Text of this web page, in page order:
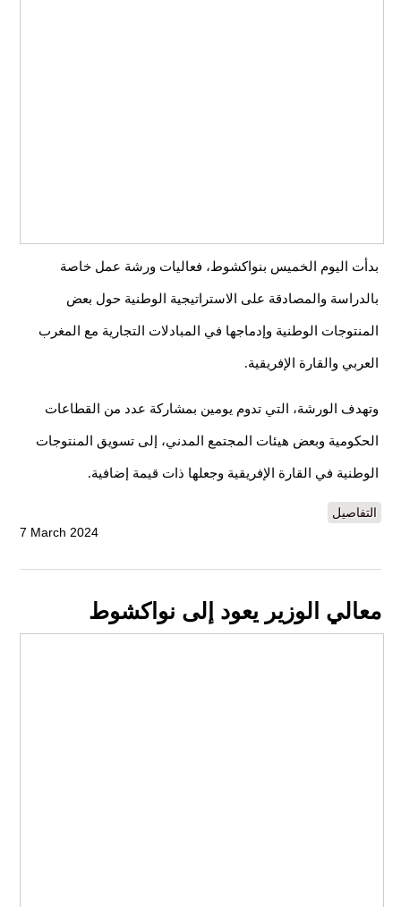
بدأت اليوم الخميس بنواكشوط، فعاليات ورشة عمل خاصة
بالدراسة والمصادقة على الاستراتيجية الوطنية حول بعض
المنتوجات الوطنية وإدماجها في المبادلات التجارية مع المغرب
العربي والقارة الإفريقية.
وتهدف الورشة، التي تدوم يومين بمشاركة عدد من القطاعات
الحكومية وبعض هيئات المجتمع المدني، إلى تسويق المنتوجات
الوطنية في القارة الإفريقية وجعلها ذات قيمة إضافية.
التفاصيل
7 March 2024
معالي الوزير يعود إلى نواكشوط